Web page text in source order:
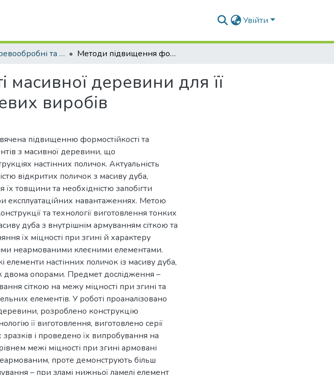
Увійти
ОПП "Деревообробні та меблеві технології" Методи підвищення формостійкості масивної деревини для її використання в конструкціях меблевих виробів
деревини для її
виробів
підвищенню формостійкості та
з масивної деревини, що
настінних поличок. Актуальність
відкритих поличок з масиву дуба,
товщини та необхідністю запобігти
експлуатаційних навантаженнях. Метою
та технології виготовлення тонких
дуба з внутрішнім армуванням сіткою та
їх міцності при згині й характеру
неармованими клеєними елементами.
елементи настінних поличок із масиву дуба,
опорами. Предмет дослідження –
сіткою на межу міцності при згині та
елементів. У роботі проаналізовано
розроблено конструкцію
її виготовлення, виготовлено серії
і проведено їх випробування на
межі міцності при згині армовані
проте демонструють більш
– при зламі нижньої ламелі елемент